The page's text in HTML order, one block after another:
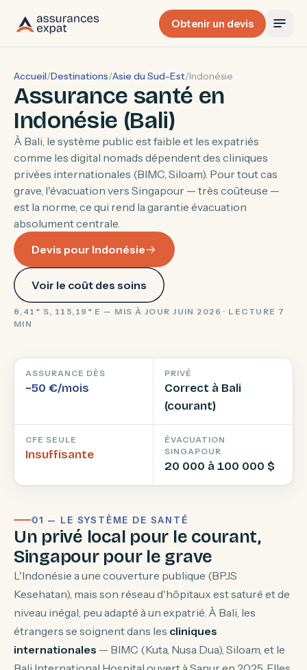
Obtenir un devis
Accueil/Destinations/Asie du Sud-Est/Indonésie
Assurance santé en
Indonésie (Bali)
À Bali, le système public est faible et les expatriés
comme les digital nomads dépendent des cliniques
privées internationales (BIMC, Siloam). Pour tout cas
grave, l'évacuation vers Singapour — très coûteuse —
est la norme, ce qui rend la garantie évacuation
absolument centrale.
Devis pour Indonésie
Voir le coût des soins
8,41° S, 115,19° E — MIS À JOUR JUIN 2026 · LECTURE 7
MIN
ASSURANCE DÈS
~50 €/mois
PRIVÉ
Correct à Bali
(courant)
CFE SEULE
Insuffisante
ÉVACUATION
SINGAPOUR
20 000 à 100 000 $
01 — LE SYSTÈME DE SANTÉ
Un privé local pour le courant,
Singapour pour le grave
L'Indonésie a une couverture publique (BPJS
Kesehatan), mais son réseau d'hôpitaux est saturé et de
niveau inégal, peu adapté à un expatrié. À Bali, les
étrangers se soignent dans les cliniques
internationales — BIMC (Kuta, Nusa Dua), Siloam, et le